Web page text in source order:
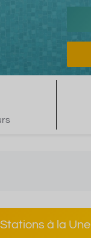
à la Une